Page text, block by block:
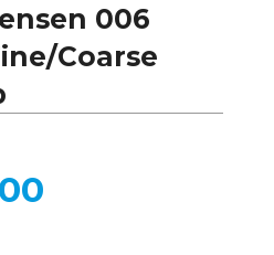
006
Coarse